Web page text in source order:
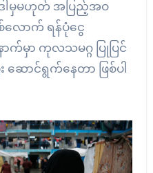
ါမှမဟုတ် အပြည့်အဝ
လောက် ရန်ပုံငွေ
က်မှာ ကုလသမဂ္ဂ ပြုပြင်
ဆောင်ရွက်နေတာ ဖြစ်ပါ